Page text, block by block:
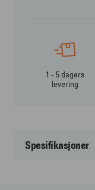
1 - 5 dagers
levering
Spesifikasjoner